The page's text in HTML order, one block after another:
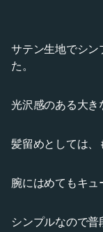
サテン生地でシン
た。
光沢感のある大き
髪留めとしては、
腕にはめてもキュ
シンプルなので